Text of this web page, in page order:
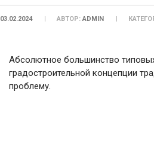
03.02.2024 АВТОР:ADMIN
Абсолютное большинство
градостроительной концепции
проблему.